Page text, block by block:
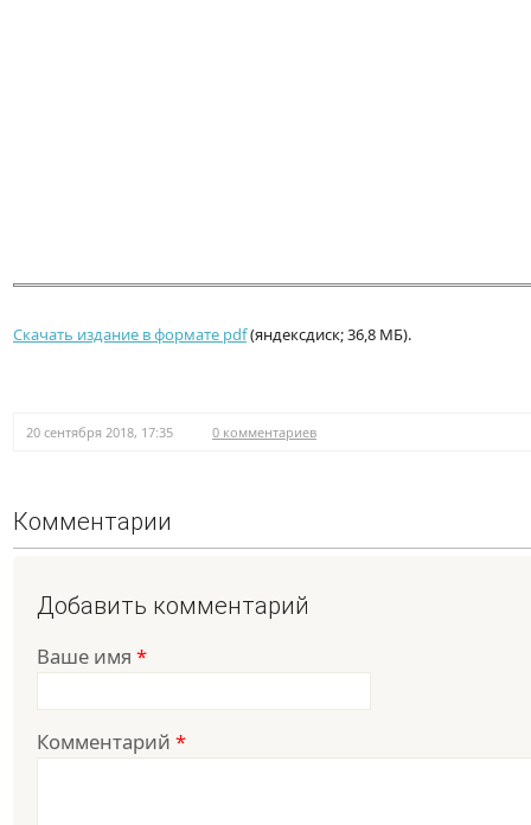
Скачать издание в формате pdf(яндексдиск; 36,8 МБ).
20 сентября 2018, 17:35 0 комментариев
Комментарии
Добавить комментарий
Ваше имя *
Комментарий *